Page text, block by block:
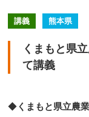
講義 熊本県
くまもと県
て講義
◆ くまもと県立農